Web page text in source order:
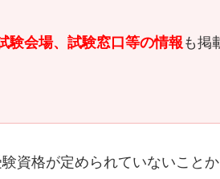
験会場、試験窓口等の情報 も掲
資格が定められていないこと